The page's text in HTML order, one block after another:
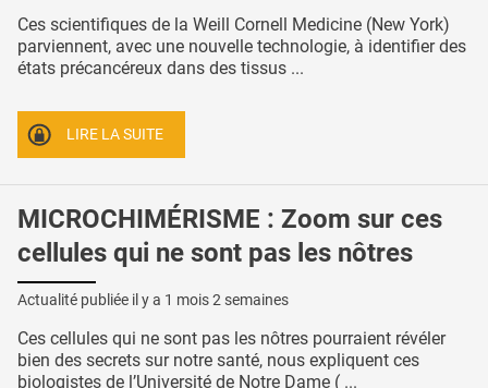
Ces scientifiques de la Weill Cornell Medicine (New York)
parviennent, avec une nouvelle technologie, à identifier des
états précancéreux dans des tissus ...
LIRE LA SUITE
MICROCHIMÉRISME : Zoom sur ces
cellules qui ne sont pas les nôtres
Actualité publiée il y a 1 mois 2 semaines
Ces cellules qui ne sont pas les nôtres pourraient révéler
bien des secrets sur notre santé, nous expliquent ces
biologistes de l’Université de Notre Dame ( ...